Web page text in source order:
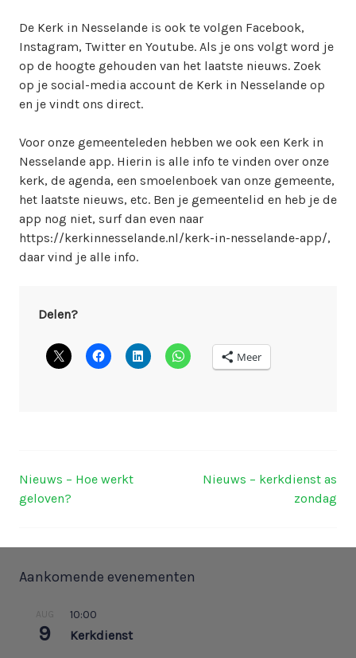
r
De Kerk in Nesselande is ook te volgen Facebook,
Instagram, Twitter en Youtube. Als je ons volgt word je
op de hoogte gehouden van het laatste nieuws. Zoek
op je social-media account de Kerk in Nesselande op
en je vindt ons direct.
Voor onze gemeenteleden hebben we ook een Kerk in
Nesselande app. Hierin is alle info te vinden over onze
kerk, de agenda, een smoelenboek van onze gemeente,
het laatste nieuws, etc. Ben je gemeentelid en heb je de
app nog niet, surf dan even naar
https://kerkinnesselande.nl/kerk-in-nesselande-app/,
daar vind je alle info.
Delen?
Meer
Berichtnavigatie
Nieuws – Hoe werkt
geloven?
Nieuws – kerkdienst as
zondag
Aankomende evenementen
AUG
9
10:00
Kerkdienst